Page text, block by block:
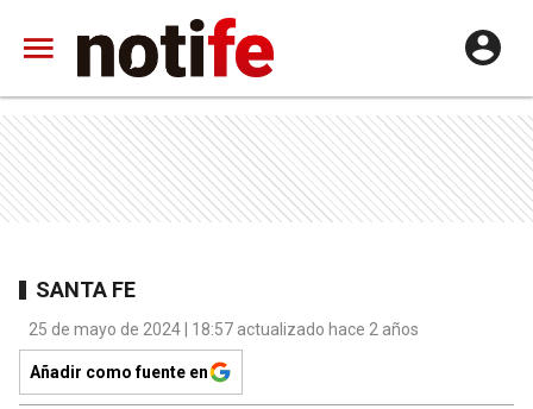
SANTA FE
25 de mayo de 2024 | 18:57 actualizado hace 2 años
Añadir como fuente en